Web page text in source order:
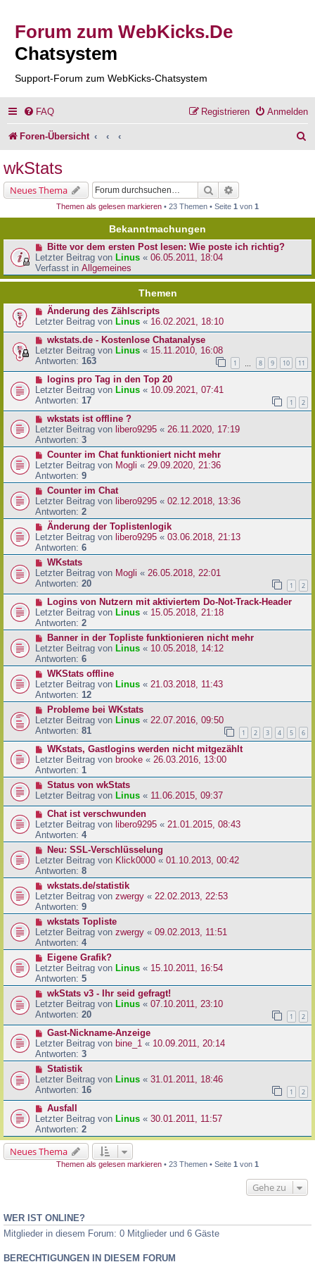
Forum zum WebKicks.De
Chatsystem
Support-Forum zum WebKicks-Chatsystem
FAQ Anmelden
Registrieren
Foren-Übersicht
e
wkStats
Neues Thema Suche
Themen als gelesen markieren • 23 Themen • Seite 1 von 1
Bekanntmachungen
Bitte vor dem ersten Post lesen: Wie poste ich richtig?
Letzter Beitrag von Linus « 06.05.2011, 18:04
Verfasst in Allgemeines
Themen
Änderung des Zählscripts
Letzter Beitrag von Linus « 16.02.2021, 18:10
wkstats.de - Kostenlose Chatanalyse
Letzter Beitrag von Linus « 15.11.2010, 16:08
Antworten: 163 1 8 9 10 11
logins pro Tag in den Top 20
Letzter Beitrag von Linus « 10.09.2021, 07:41
Antworten: 17 1 2
wkstats ist offline ?
Letzter Beitrag von libero9295 « 26.11.2020, 17:19
Antworten: 3
Counter im Chat funktioniert nicht mehr
Letzter Beitrag von Mogli « 29.09.2020, 21:36
Antworten: 9
Counter im Chat
Letzter Beitrag von libero9295 « 02.12.2018, 13:36
Antworten: 2
Änderung der Toplistenlogik
Letzter Beitrag von libero9295 « 03.06.2018, 21:13
Antworten: 6
WKstats
Letzter Beitrag von Mogli « 26.05.2018, 22:01
Antworten: 20 1 2
Logins von Nutzern mit aktiviertem Do-Not-Track-Header
Letzter Beitrag von Linus « 15.05.2018, 21:18
Antworten: 2
Banner in der Topliste funktionieren nicht mehr
Letzter Beitrag von Linus « 10.05.2018, 14:12
Antworten: 6
WKStats offline
Letzter Beitrag von Linus « 21.03.2018, 11:43
Antworten: 12
Probleme bei WKstats
Letzter Beitrag von Linus « 22.07.2016, 09:50
Antworten: 81 1 2 3 4 5 6
WKstats, Gastlogins werden nicht mitgezählt
Letzter Beitrag von brooke « 26.03.2016, 13:00
Antworten: 1
Status von wkStats
Letzter Beitrag von Linus « 11.06.2015, 09:37
Chat ist verschwunden
Letzter Beitrag von libero9295 « 21.01.2015, 08:43
Antworten: 4
Neu: SSL-Verschlüsselung
Letzter Beitrag von Klick0000 « 01.10.2013, 00:42
Antworten: 8
wkstats.de/statistik
Letzter Beitrag von zwergy « 22.02.2013, 22:53
Antworten: 9
wkstats Topliste
Letzter Beitrag von zwergy « 09.02.2013, 11:51
Antworten: 4
Eigene Grafik?
Letzter Beitrag von Linus « 15.10.2011, 16:54
Antworten: 5
wkStats v3 - Ihr seid gefragt!
Letzter Beitrag von Linus « 07.10.2011, 23:10
Antworten: 20 1 2
Gast-Nickname-Anzeige
Letzter Beitrag von bine_1 « 10.09.2011, 20:14
Antworten: 3
Statistik
Letzter Beitrag von Linus « 31.01.2011, 18:46
Antworten: 16 1 2
Ausfall
Letzter Beitrag von Linus « 30.01.2011, 11:57
Antworten: 2
Neues Thema
Themen als gelesen markieren • 23 Themen • Seite 1 von 1
Gehe zu
WER IST ONLINE?
Mitglieder in diesem Forum: 0 Mitglieder und 6 Gäste
BERECHTIGUNGEN IN DIESEM FORUM